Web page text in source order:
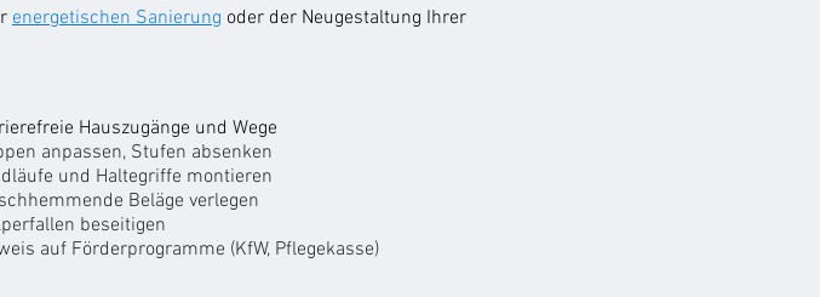
energetischen Sanierung oder der Neugestaltung Ihrer
Hauszugänge und Wege
anpassen, Stufen absenken
und Haltegriffe montieren
Beläge verlegen
beseitigen
auf Förderprogramme (KfW, Pflegekasse)